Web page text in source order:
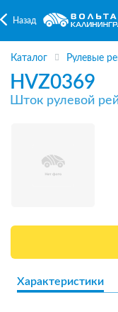
Назад
Каталог Рулевые
HVZ0369
Шток рулевой
Характеристики